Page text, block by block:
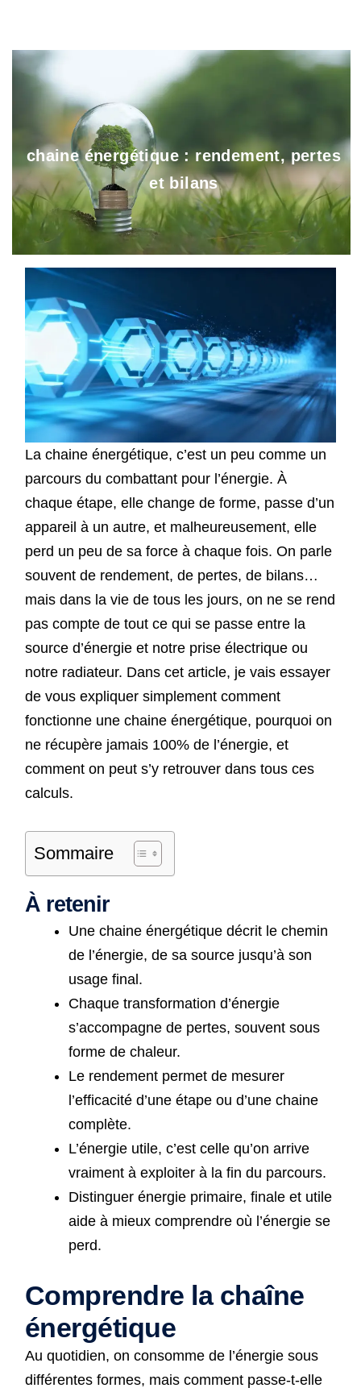
chaine énergétique : rendement, pertes
et bilans
La chaine énergétique, c’est un peu comme un
parcours du combattant pour l’énergie. À
chaque étape, elle change de forme, passe d’un
appareil à un autre, et malheureusement, elle
perd un peu de sa force à chaque fois. On parle
souvent de rendement, de pertes, de bilans…
mais dans la vie de tous les jours, on ne se rend
pas compte de tout ce qui se passe entre la
source d’énergie et notre prise électrique ou
notre radiateur. Dans cet article, je vais essayer
de vous expliquer simplement comment
fonctionne une chaine énergétique, pourquoi on
ne récupère jamais 100% de l’énergie, et
comment on peut s’y retrouver dans tous ces
calculs.
Sommaire
À retenir
Une chaine énergétique décrit le chemin
de l’énergie, de sa source jusqu’à son
usage final.
Chaque transformation d’énergie
s’accompagne de pertes, souvent sous
forme de chaleur.
Le rendement permet de mesurer
l’efficacité d’une étape ou d’une chaine
complète.
L’énergie utile, c’est celle qu’on arrive
vraiment à exploiter à la fin du parcours.
Distinguer énergie primaire, finale et utile
aide à mieux comprendre où l’énergie se
perd.
Comprendre la chaîne
énergétique
Au quotidien, on consomme de l’énergie sous
différentes formes, mais comment passe-t-elle